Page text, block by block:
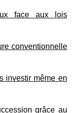
face aux lois
conventionnelle
investir même en
grâce au